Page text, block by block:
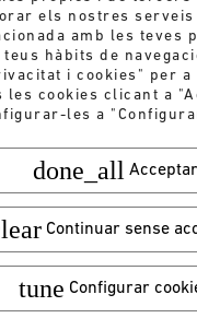
Talla:
les nostres
els nostres
amb les teves
hàbits de
i cookies" per a
les cookies clicant a
les a
done_all Acceptar
Continuar sense
tune Configurar